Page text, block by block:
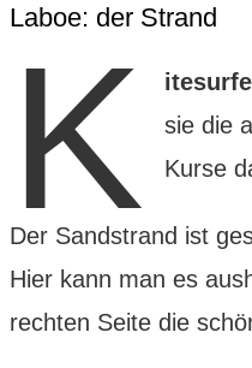
Laboe: der Strand
K
sie die
Kurse
Der Sandstrand ist
Hier kann man es
rechten Seite die